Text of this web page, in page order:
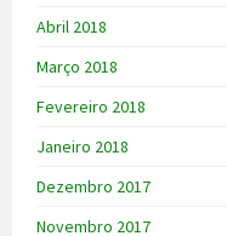
Abril 2018
Março 2018
Fevereiro 2018
Janeiro 2018
Dezembro 2017
Novembro 2017